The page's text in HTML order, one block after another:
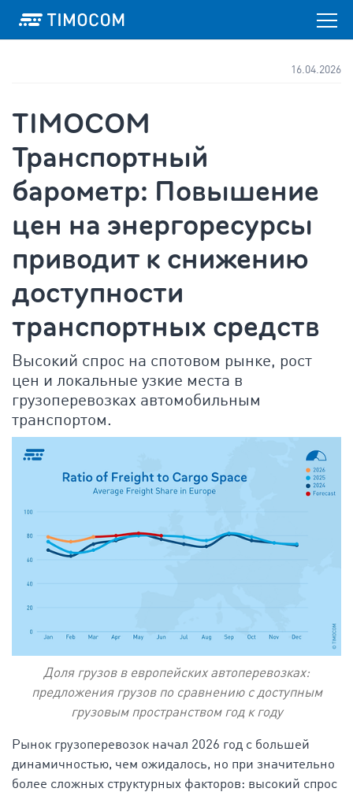
16.04.2026
TIMOCOM
Транспортный
барометр: Повышение
цен на энергоресурсы
приводит к снижению
доступности
транспортных средств
Высокий спрос на спотовом рынке, рост
цен и локальные узкие места в
грузоперевозках автомобильным
транспортом.
Доля грузов в европейских автоперевозках:
предложения грузов по сравнению с доступным
грузовым пространством год к году
Рынок грузоперевозок начал 2026 год с большей
динамичностью, чем ожидалось, но при значительно
более сложных структурных факторов: высокий спрос